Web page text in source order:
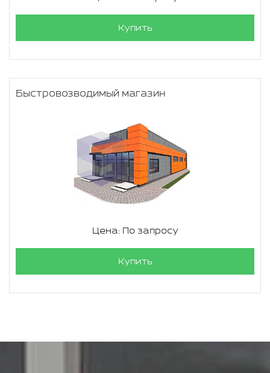
Купить
Быстровозводимый магазин
Цена: По запросу
Купить